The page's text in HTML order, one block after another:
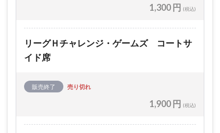
1,300 円 (税込)
リーグＨチャレンジ・ゲームズ コートサ
イド席
販売終了 売り切れ
1,900 円 (税込)